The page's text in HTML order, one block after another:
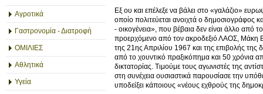
Αγροτικά
Γαστρονομία - Διατροφή
ΟΜΙΛΙΕΣ
Αθλητικά
Υγεία
Εξ ου και επέλεξε να βάλει στο «γαλάζιο»
οποίο πολιτεύεται ανοιχτά ο
- οικογένεια», που βέβαια δεν είναι άλλο από
προερχόμενο από τον ακροδεξιό ΛΑΟΣ, Μάκη
της 21ης Απριλίου 1967 και της επιβολής
από το χουντικό πραξικόπημα και 50 χρόνια
δικτατορίας. Τιμούμε τους αγωνιστές της
στη συνέχεια ουσιαστικά παρουσίασε την
υποδείξει κάποιους «νέους εχθρούς της